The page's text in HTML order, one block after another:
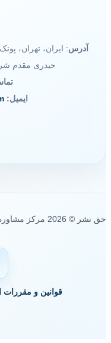
آدرس: ایران، تهران،
حیدری مقدم شرقی، پلاک 13،
ایمیل:
حق نشر © 2026 مرکز مشاوره ایران گواه | طراحی و توسعه: محمد طاهری
قوانین و مقررات